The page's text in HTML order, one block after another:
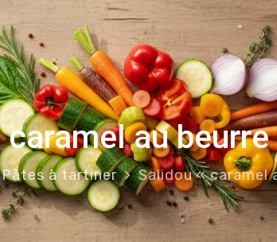
au
Pâtes à tartiner Salidou « caramel